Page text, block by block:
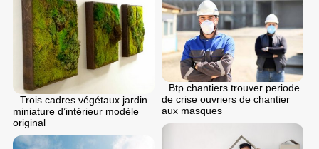
Trois cadres végétaux jardin
miniature d’intérieur modèle
original
Btp chantiers trouver periode
de crise ouvriers de chantier
aux masques